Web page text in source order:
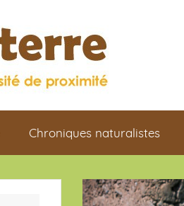
Chroniques naturalistes